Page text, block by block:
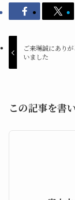
ご来場誠にあり
いました
この記事を書